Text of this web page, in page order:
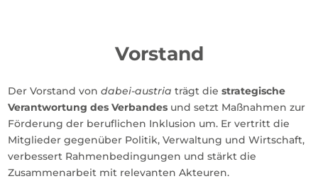
Vorstand
Der Vorstand von dabei-austria trägt die strategische
Verantwortung des Verbandesund setzt Maßnahmen zur
Förderung der beruflichen Inklusion um. Er vertritt die
Mitglieder gegenüber Politik, Verwaltung und Wirtschaft,
verbessert Rahmenbedingungen und stärkt die
Zusammenarbeit mit relevanten Akteuren.